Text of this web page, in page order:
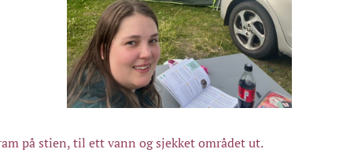
på stien, til ett vann og sjekket området ut.